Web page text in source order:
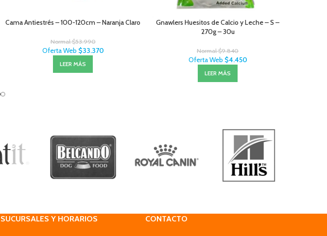
Cama Antiestrés – 100-120cm – Naranja Claro
Normal$53.990
Oferta Web $33.370
LEER MÁS
Gnawlers Huesitos de Calcio y Leche – S –
270g – 30u
Normal$9.840
Oferta Web $4.450
LEER MÁS
SUCURSALES Y HORARIOS CONTACTO